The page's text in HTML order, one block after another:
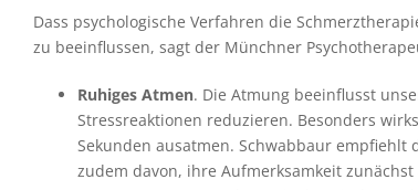
Dass psychologische Verfahren die
zu beeinflussen, sagt der Münchner
Ruhiges Atmen. Die Atmung beeinflusst
Stressreaktionen reduzieren. Besonders
Sekunden ausatmen. Schwabbaur
zudem davon, ihre Aufmerksamkeit